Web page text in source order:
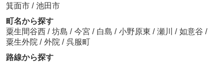
箕面市 / 池田市
町名から探す
粟生間谷西 / 坊島 / 今宮 / 白島 / 小野原東 / 瀬川 / 如意谷 /
粟生外院 / 外院 / 呉服町
路線から探す